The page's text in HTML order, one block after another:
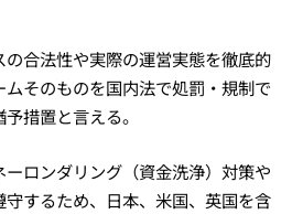
合法性や実際の運営実態を徹底的
そのものを国内法で処罰・規制で
措置と言える。
ロンダリング（資金洗浄）対策や
するため、日本、米国、英国を含